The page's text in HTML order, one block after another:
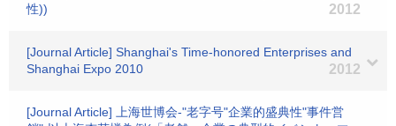
性))
2012
[Journal Article] Shanghai's Time-honored Enterprises and
Shanghai Expo 2010
2012
[Journal Article] 上海世博会-"老字号"企業的盛典性"事件営